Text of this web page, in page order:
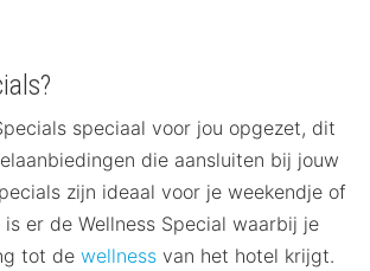
speciaal voor jou opgezet, dit
die aansluiten bij jouw
zijn ideaal voor je weekendje of
is er de Wellness Special waarbij je
tot de wellness van het hotel krijgt.